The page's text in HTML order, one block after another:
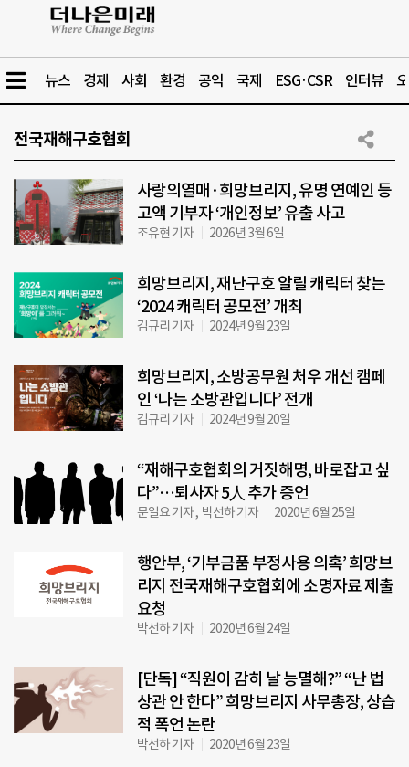
뉴스 경제 사회 환경 공익 국제 ESG·CSR 인터뷰
전국재해구호협회
사랑의열매·희망브리지, 유명 연예인 등
고액 기부자 ‘개인정보’ 유출 사고
조유현 기자 2026년 3월 6일
희망브리지, 재난구호 알릴 캐릭터 찾는
‘2024 캐릭터 공모전’ 개최
김규리 기자 2024년 9월 23일
희망브리지, 소방공무원 처우 개선 캠페
인 ‘나는 소방관입니다’ 전개
김규리 기자 2024년 9월 20일
“재해구호협회의 거짓해명, 바로잡고 싶
다”…퇴사자 5人 추가 증언
문일요 기자 , 박선하 기자 2020년 6월 25일
행안부, ‘기부금품 부정사용 의혹’ 희망브
리지 전국재해구호협회에 소명자료 제출
요청
박선하 기자 2020년 6월 24일
[단독] “직원이 감히 날 능멸해?” “난 법
상관 안 한다” 희망브리지 사무총장, 상습
적 폭언 논란
박선하 기자 2020년 6월 23일